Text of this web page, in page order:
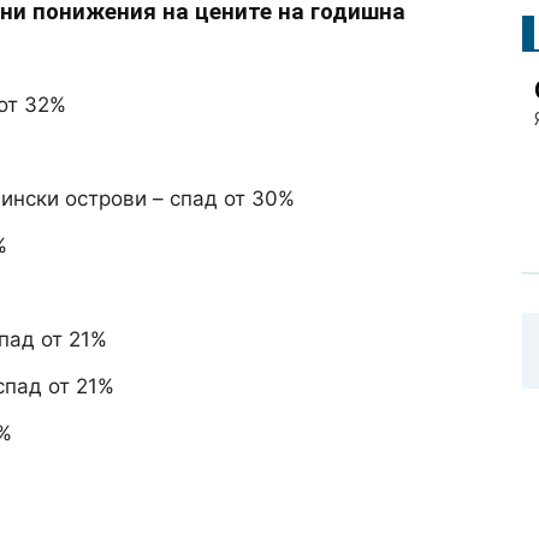
понижения на цените на годишна
32%
острови – спад от 30%
от 21%
от 21%